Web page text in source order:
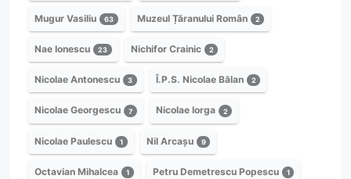
Mugur Vasiliu 63 Muzeul Țăranului Român 2
Nae Ionescu 23 Nichifor Crainic 2
Nicolae Antonescu 3 Î.P.S. Nicolae Bălan 2
Nicolae Georgescu 7 Nicolae Iorga 2
Nicolae Paulescu 1 Nil Arcașu 9
Octavian Mihalcea 1 Petru Demetrescu Popescu 1